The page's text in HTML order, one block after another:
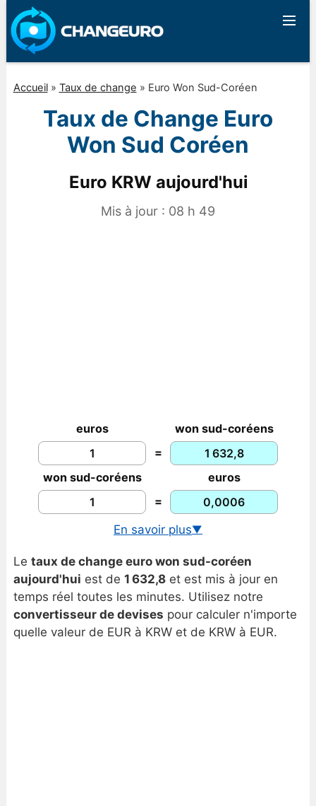
Accueil» Taux de change » Euro Won Sud-Coréen
Taux de Change Euro
Won Sud Coréen
Euro KRW aujourd'hui
Mis à jour : 08 h 49
euros
won sud-coréens
=
won sud-coréens
euros
=
En savoir plus▼
Taux de change USD/KRW
Graphique euro/won sud-coréen
Historique euro/won sud-coréen
Le taux de change euro won sud-coréen
aujourd'hui est de 1 632,8et est mis à jour en
temps réel toutes les minutes. Utilisez notre
convertisseur de devises pour calculer n'importe
quelle valeur de EUR à KRW et de KRW à EUR.